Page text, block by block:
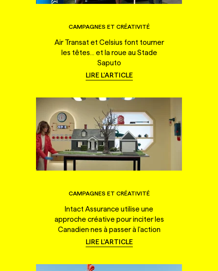
CAMPAGNES ET CRÉATIVITÉ
Air Transat et Celsius font tourner
les têtes... et la roue au Stade
Saputo
LIRE L'ARTICLE
CAMPAGNES ET CRÉATIVITÉ
Intact Assurance utilise une
approche créative pour inciter les
Canadien·nes à passer à l'action
LIRE L'ARTICLE